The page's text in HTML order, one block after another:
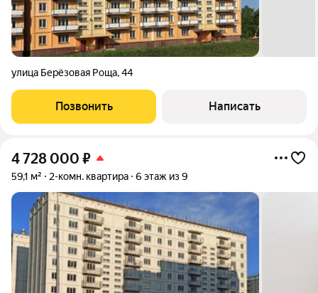
улица Берёзовая Роща,44
Позвонить Написать
4 728 000 ₽
59,1 м² 2-комн. квартира 6 этаж из 9